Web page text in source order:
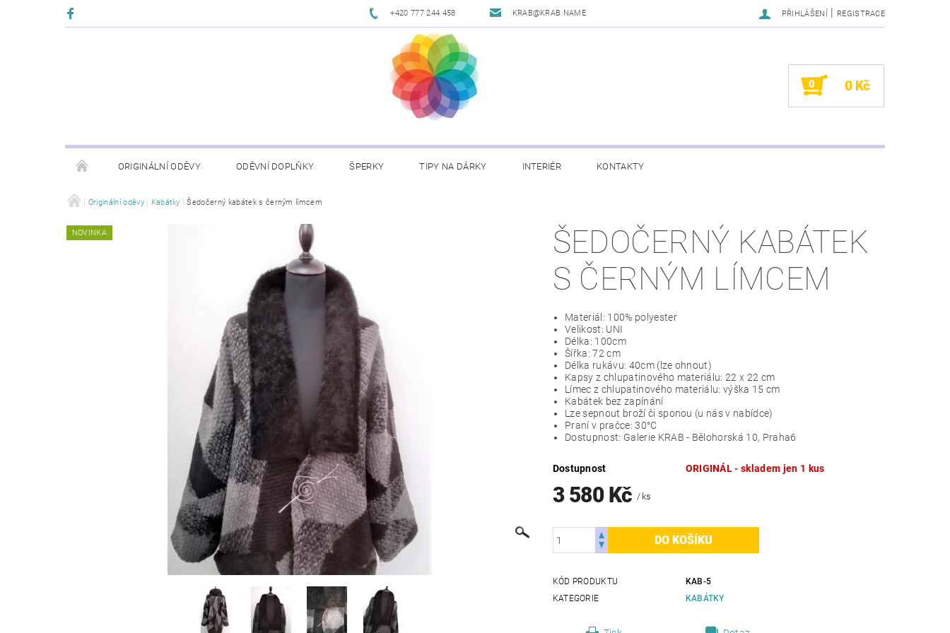
+420 777 244 458 KRAB@KRAB.NAME PŘIHLÁŠENÍ | REGISTRACE
0 0 Kč
ORIGINÁLNÍ ODĚVY ODĚVNÍ DOPLŇKY ŠPERKY TIPY NA DÁRKY INTERIÉR KONTAKTY
Originální oděvy Kabátky Šedočerný kabátek s černým límcem
NOVINKA
ŠEDOČERNÝ KABÁTEK
S ČERNÝM LÍMCEM
Materiál: 100% polyester
Velikost: UNI
Délka: 100cm
Šířka: 72 cm
Délka rukávu: 40cm (lze ohnout)
Kapsy z chlupatinového materiálu: 22 x 22 cm
Límec z chlupatinového materiálu: výška 15 cm
Kabátek bez zapínání
Lze sepnout broží či sponou (u nás v nabídce)
Praní v pračce: 30°C
Dostupnost: Galerie KRAB - Bělohorská 10, Praha6
Dostupnost ORIGINÁL - skladem jen 1 kus
3 580 Kč/ ks
KÓD PRODUKTU
KAB-5
KATEGORIE
KABÁTKY